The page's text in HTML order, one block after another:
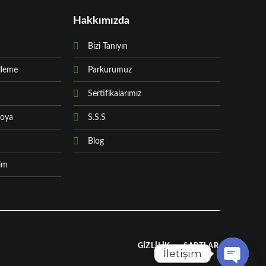
Hakkımızda
Bizi Tanıyın
Parkurumuz
Sertifikalarımız
S.S.S
Blog
GIZLILIK ŞARTLAR
İletişim